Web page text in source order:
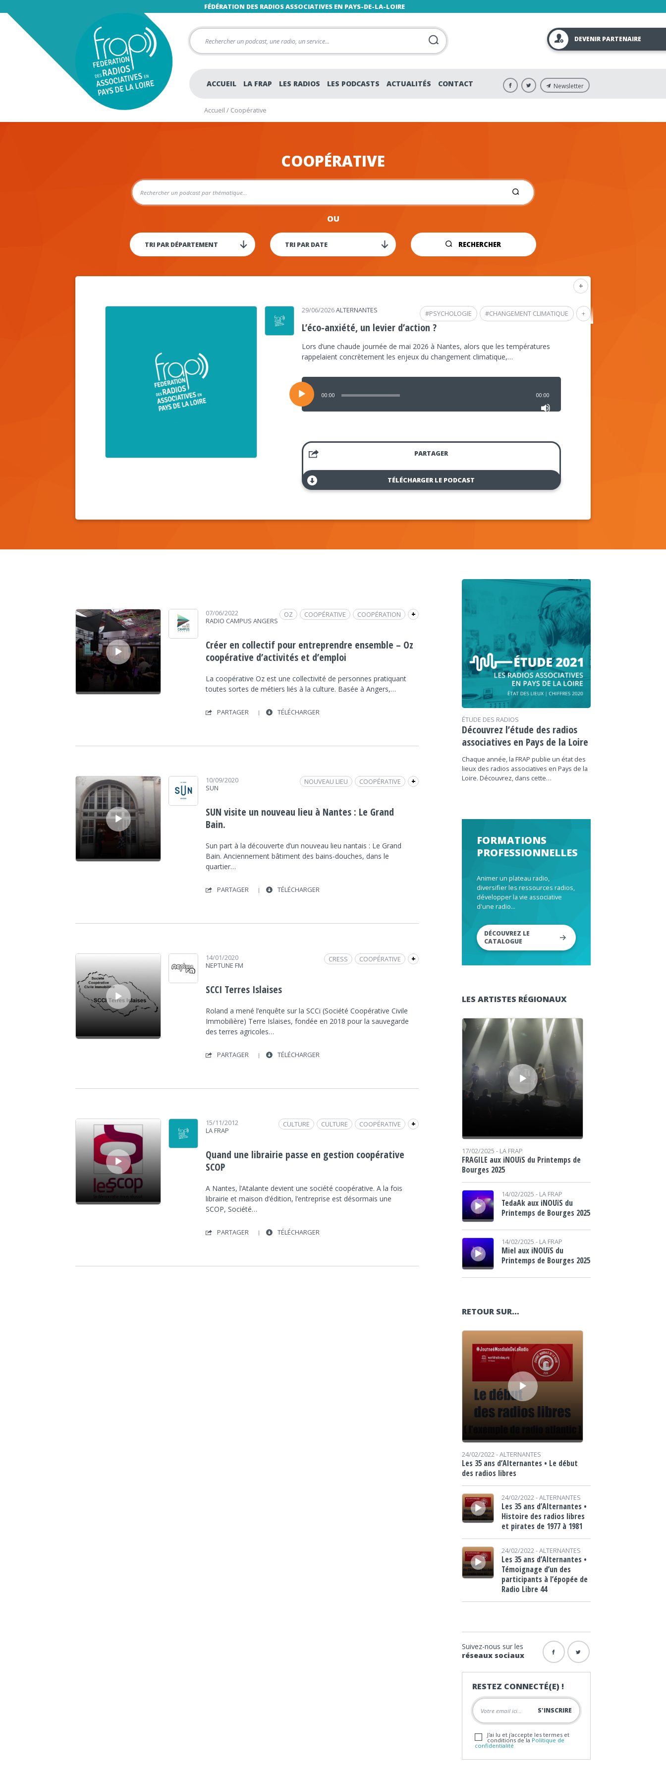
FÉDÉRATION DES RADIOS ASSOCIATIVES EN PAYS-DE-LA-LOIRE
DEVENIR PARTENAIRE
ACCUEIL LA FRAP LES RADIOS LES PODCASTS ACTUALITÉS CONTACT Newsletter
Accueil / Coopérative
COOPÉRATIVE
OU
RECHERCHER
+
+
#CHANGEMENT CLIMATIQUE
#PSYCHOLOGIE
29/06/2026ALTERNANTES
L’éco-anxiété, un levier d’action ?
Lors d’une chaude journée de mai 2026 à Nantes, alors que les températures
rappelaient concrètement les enjeux du changement climatique,…
Lecteur
audio
00:00 00:00
PARTAGER
TÉLÉCHARGER LE PODCAST
Lecteur audio
07/06/2022
RADIO CAMPUS ANGERS
+
COOPÉRATION
COOPÉRATIVE
OZ
Créer en collectif pour entreprendre ensemble – Oz
coopérative d’activités et d’emploi
La coopérative Oz est une collectivité de personnes pratiquant
toutes sortes de métiers liés à la culture. Basée à Angers,…
PARTAGER TÉLÉCHARGER
Lecteur audio
10/09/2020
SUN
+
COOPÉRATIVE
NOUVEAU LIEU
SUN visite un nouveau lieu à Nantes : Le Grand
Bain.
Sun part à la découverte d’un nouveau lieu nantais : Le Grand
Bain. Anciennement bâtiment des bains-douches, dans le
quartier…
PARTAGER TÉLÉCHARGER
Lecteur audio
14/01/2020
NEPTUNE FM
+
COOPÉRATIVE
CRESS
SCCI Terres Islaises
Roland a mené l’enquête sur la SCCi (Société Coopérative Civile
Immobilière) Terre Islaises, fondée en 2018 pour la sauvegarde
des terres agricoles…
PARTAGER TÉLÉCHARGER
Lecteur audio
15/11/2012
LA FRAP
+
COOPÉRATIVE
CULTURE
CULTURE
FRAP INFO
L'ATALANTE
LIBRAIRIE
SOPHIE RICORDEAU
Quand une librairie passe en gestion coopérative
SCOP
A Nantes, l’Atalante devient une société coopérative. A la fois
librairie et maison d’édition, l’entreprise est désormais une
SCOP, Société…
PARTAGER TÉLÉCHARGER
ÉTUDE DES RADIOS
Découvrez l’étude des radios
associatives en Pays de la Loire
Chaque année, la FRAP publie un état des
lieux des radios associatives en Pays de la
Loire. Découvrez, dans cette…
FORMATIONS
PROFESSIONNELLES
Animer un plateau radio,
diversifier les ressources radios,
développer la vie associative
d'une radio...
DÉCOUVREZ LE
CATALOGUE
LES ARTISTES RÉGIONAUX
Lecteur audio
17/02/2025 - LA FRAP
FRAGILE aux iNOUïS du Printemps de
Bourges 2025
Lecteur audio
14/02/2025 - LA FRAP
TedaAk aux iNOUïS du
Printemps de Bourges 2025
Lecteur audio 14/02/2025 - LA FRAP
Miel aux iNOUïS du
Printemps de Bourges 2025
RETOUR SUR…
Lecteur audio
24/02/2022 -ALTERNANTES
Les 35 ans d’Alternantes • Le début
des radios libres
Lecteur audio
24/02/2022 -ALTERNANTES
Les 35 ans d’Alternantes •
Histoire des radios libres
et pirates de 1977 à 1981
Lecteur audio
24/02/2022 -ALTERNANTES
Les 35 ans d’Alternantes •
Témoignage d’un des
participants à l’épopée de
Radio Libre 44
Suivez-nous sur les
réseaux sociaux
RESTEZ CONNECTÉ(E) !
J'ai lu et j'accepte les termes et
conditions de la Politique de
confidentialité